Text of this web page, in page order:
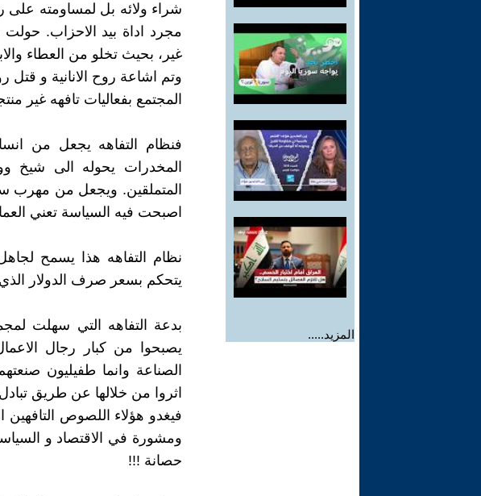
المزيد.....
شراء ولائه بل لمساومته
مجرد اداة بيد الاحزاب. حولت
غير، بحيث تخلو من العطاء
وتم اشاعة روح الانانية و قتل
المجتمع بفعاليات تافهه غير
فنظام التفاهه يجعل من
المخدرات يحوله الى شيخ
المتملقين. ويجعل من مهرب
اصبحت فيه السياسة تعني
نظام التفاهه هذا يسمح
يتحكم بسعر صرف الدولار
بدعة التفاهه التي سهلت
يصبحوا من كبار رجال
الصناعة وانما طفيليون
اثروا من خلالها عن طريق
فيغدو هؤلاء اللصوص
ومشورة في الاقتصاد و
حصانة !!!